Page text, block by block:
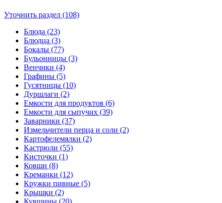
Уточнить раздел (108)
Блюда (23)
Блюдца (3)
Бокалы (77)
Бульонницы (3)
Венчики (4)
Графины (5)
Гусятницы (10)
Дуршлаги (2)
Емкости для продуктов (6)
Емкости для сыпучих (39)
Заварники (37)
Измельчители перца и соли (2)
Картофелемялки (2)
Кастрюли (55)
Кисточки (1)
Ковши (8)
Креманки (12)
Кружки пивные (5)
Крышки (2)
Кувшины (20)